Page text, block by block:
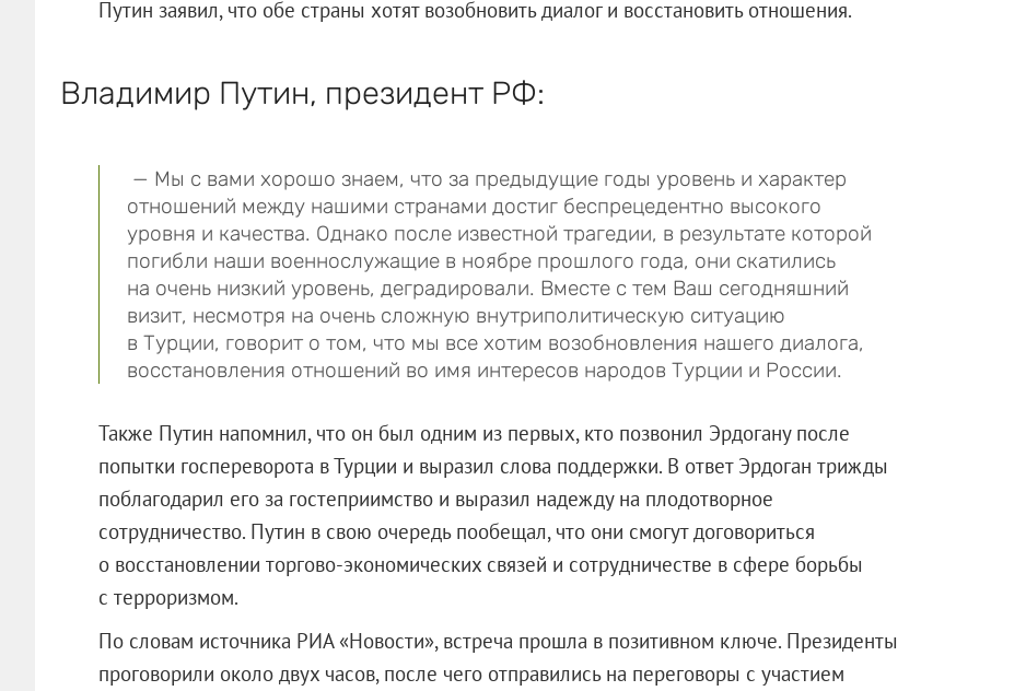
Путин заявил, что обе страны хотят возобновить диалог и восстановить отношения.
Владимир Путин, президент РФ:
— Мы с вами хорошо знаем, что за предыдущие годы уровень и характер
отношений между нашими странами достиг беспрецедентно высокого
уровня и качества. Однако после известной трагедии, в результате которой
погибли наши военнослужащие в ноябре прошлого года, они скатились
на очень низкий уровень, деградировали. Вместе с тем Ваш сегодняшний
визит, несмотря на очень сложную внутриполитическую ситуацию
в Турции, говорит о том, что мы все хотим возобновления нашего диалога,
восстановления отношений во имя интересов народов Турции и России.
Также Путин напомнил, что он был одним из первых, кто позвонил Эрдогану после
попытки госпереворота в Турции и выразил слова поддержки. В ответ Эрдоган трижды
поблагодарил его за гостеприимство и выразил надежду на плодотворное
сотрудничество. Путин в свою очередь пообещал, что они смогут договориться
о восстановлении торгово-экономических связей и сотрудничестве в сфере борьбы
с терроризмом.
По словам источника РИА «Новости», встреча прошла в позитивном ключе. Президенты
проговорили около двух часов, после чего отправились на переговоры с участием